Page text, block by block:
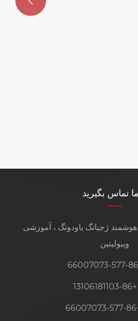
ما تماس بگیرید
ژجیانگ یاودونگ ، آموزشی
ویبولیتین
+86-13106181103